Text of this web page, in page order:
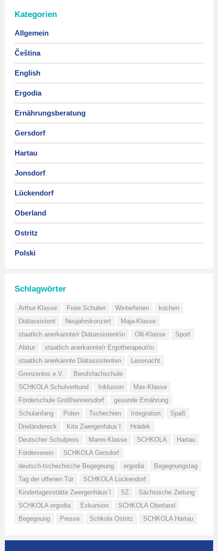
Kategorien
Allgemein
Čeština
English
Ergodia
Ernährungsberatung
Gersdorf
Hartau
Jonsdorf
Lückendorf
Oberland
Ostritz
Polski
Schlagwörter
Arthur-Klasse Freie Schulen Winterferien
kochen
Diätassistent
Neujahrskonzert
Maja-Klasse
staatlich anerkannte/r Diätassistent/in
Olli-Klasse
Sport
Abitur
staatlich anerkannte/r Ergotherapeut/in
staatlich anerkannte Diätassistenten
Lesenacht
Grenzenlos e.V.
Berufsfachschule
SCHKOLA Schulverbund
Inklusion
Max-Klasse
Förderschule Großhennersdorf
gesunde Ernährung
Schulanfang
Polen Tschechien Integration
Spaß
Dreiländereck
Kita Zwergenhäus´l
Hrádek
Deutscher Schulpreis
Manni-Klasse SCHKOLA
Hartau
Förderverein
SCHKOLA Gersdorf
deutsch-tschechische Begegnung
ergodia
Begegnungstag
Tag der offenen Tür
SCHKOLA Lückendorf
Kindertagesstätte Zwergenhäus´l
SZ
Sächsische Zeitung
SCHKOLA ergodia
Exkursion
SCHKOLA Oberland
Begegnung
Presse Schkola Ostritz SCHKOLA Hartau